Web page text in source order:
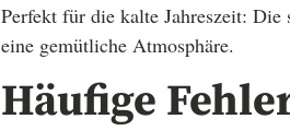
Perfekt für die kalte Jahreszeit:
eine gemütliche Atmosphäre.
Häufige